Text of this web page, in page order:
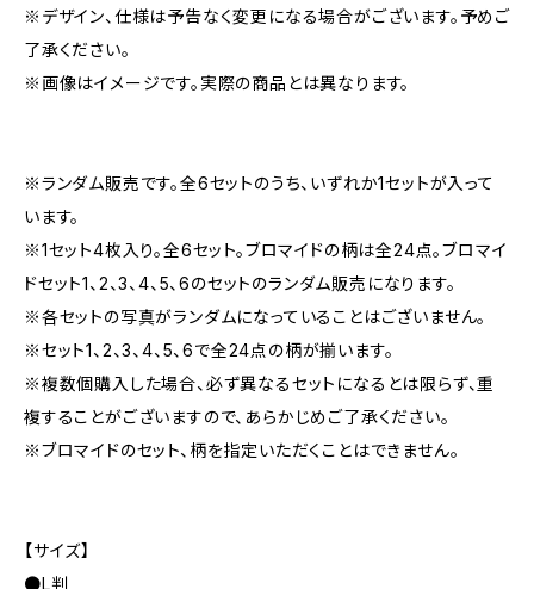
※デザイン、仕様は予告なく変更になる場合がございます。予めご
了承ください。
※画像はイメージです。実際の商品とは異なります。
※ランダム販売です。全6セットのうち、いずれか1セットが入って
います。
※1セット4枚入り。全6セット。ブロマイドの柄は全24点。ブロマイ
ドセット1、2、3、4、5、6のセットのランダム販売になります。
※各セットの写真がランダムになっていることはございません。
※セット1、2、3、4、5、6で全24点の柄が揃います。
※複数個購入した場合、必ず異なるセットになるとは限らず、重
複することがございますので、あらかじめご了承ください。
※ブロマイドのセット、柄を指定いただくことはできません。
【サイズ】
●L判